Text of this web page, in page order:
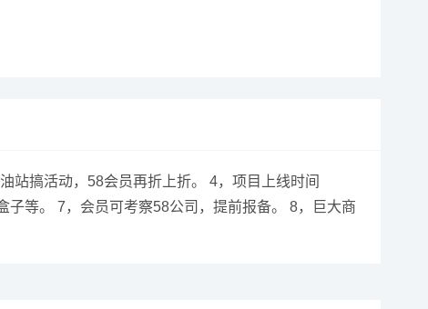
站搞活动，58会员再折上折。 4，项目上线时间
子等。 7，会员可考察58公司，提前报备。 8，巨大商